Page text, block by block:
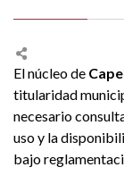
El núcleo de
titularidad
necesario
uso y la
bajo